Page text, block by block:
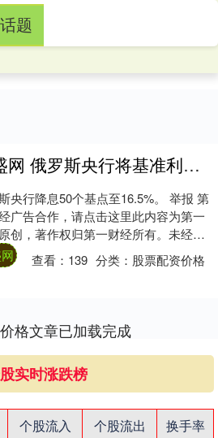
题
金盛网 俄罗斯央行将基准利率下调至1650%
央行降息50个基点至16.5%。 举报 第
广告合作，请点击这里此内容为第一
创，著作权归第一财经所有。未经第
书面授权，不得以任何方式加以使....
查看： 139 分类： 股票配资价格
格文章已加载完成
实时涨跌榜
个股流入 个股流出
换手率